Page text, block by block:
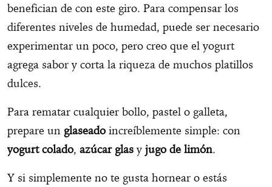
benefician de con este giro. Para compensar los
diferentes niveles de humedad, puede ser necesario
experimentar un poco, pero creo que el yogurt
agrega sabor y corta la riqueza de muchos platillos
dulces.
Para rematar cualquier bollo, pastel o galleta,
prepare un glaseado increíblemente simple: con
yogurt colado, azúcar glas y jugo de limón.
Y si simplemente no te gusta hornear o estás